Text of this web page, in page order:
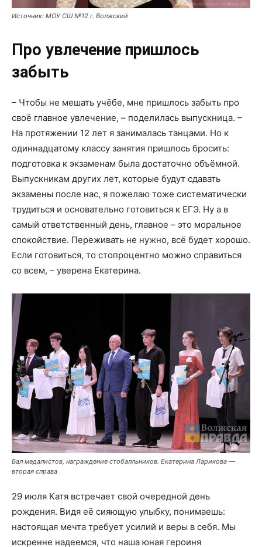
Источник: МОУ СШ №12 г. Волжский
Про увлечение пришлось
забыть
– Чтобы не мешать учёбе, мне пришлось забыть про
своё главное увлечение, – поделилась выпускница. –
На протяжении 12 лет я занималась танцами. Но к
одиннадцатому классу занятия пришлось бросить:
подготовка к экзаменам была достаточно объёмной.
Выпускникам других лет, которые будут сдавать
экзамены после нас, я пожелаю тоже систематически
трудиться и основательно готовиться к ЕГЭ. Ну а в
самый ответственный день, главное – это моральное
спокойствие. Переживать не нужно, всё будет хорошо.
Если готовиться, то стопроцентно можно справиться
со всем, – уверена Екатерина.
Бал медалистов, награждение стобалльников. Екатерина Ларикова —
вторая справа
29 июля Катя встречает свой очередной день
рождения. Видя её сияющую улыбку, понимаешь:
настоящая мечта требует усилий и веры в себя. Мы
искренне надеемся, что наша юная героиня